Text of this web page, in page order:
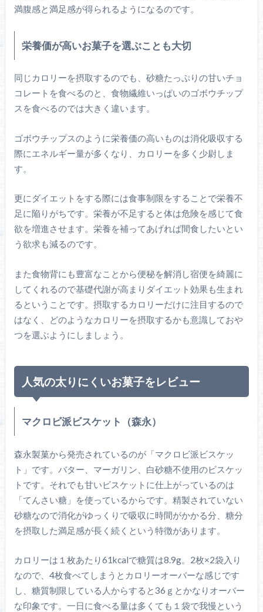
満腹感と満足感が得られるようになるのです。
栄養価が高いお菓子を選ぶことも大切
同じカロリーを摂取するのでも、砂糖たっぷりの甘いチョ
コレートを食べるのと、食物繊維いっぱいのゴボウチップ
スを食べるのでは大きく違います。
ゴボウチップスのように栄養価の高いものは消化吸収する
際にエネルギー量が多くなり、カロリーを多く少尉しま
す。
更にダイエットをする際には食事制限をすることで栄養不
足に陥りがちです。栄養が不足すると体は危険を感じて食
欲を増進させます。栄養を補ってあげれば間食したいとい
う欲求も減るのです。
また食物背にも豊富なことから便秘を解消し宿便を綺麗に
してくれるので基礎代謝が高まりダイエット効果も生まれ
るということです。摂取するカロリーだけに注目するので
はなく、どのようなカロリーを摂取するかも意識しておや
つを選ぶようにしましょう。
人気の太りにくいお菓子をレビュー
マクロビ派ビスケット（森永）
森永製菓から発売されているのが「マクロビ派ビスケッ
ト」です。バター、マーガリン、白砂糖不使用のビスケッ
トです。それでも甘いビスケットに仕上がっているのは
「てんさい糖」を使っているからです。精製されていない
砂糖なので消化がゆっくりで吸収に時間がかかる分、糖分
を摂取した満足感が長く続くという特徴があります。
カロリーは１枚あたり61kcalで糖質は8.9g。2枚×2袋入り
なので、4枚食べてしまうとカロリーオーバーな感じです
し、糖質制限している人からすると36ｇとかなりオーバー
な印象です。一日に食べる量は多くても１袋で我慢という